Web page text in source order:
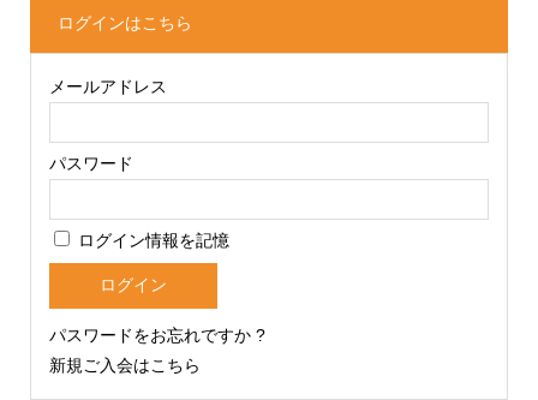
ログインはこちら
メールアドレス
パスワード
ログイン情報を記憶
パスワードをお忘れですか ?
新規ご入会はこちら